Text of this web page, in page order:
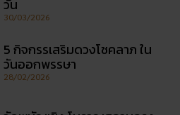
วัน
30/03/2026
5 กิจกรรเสริมดวงโชคลาภ ใน
วันออกพรรษา
28/02/2026